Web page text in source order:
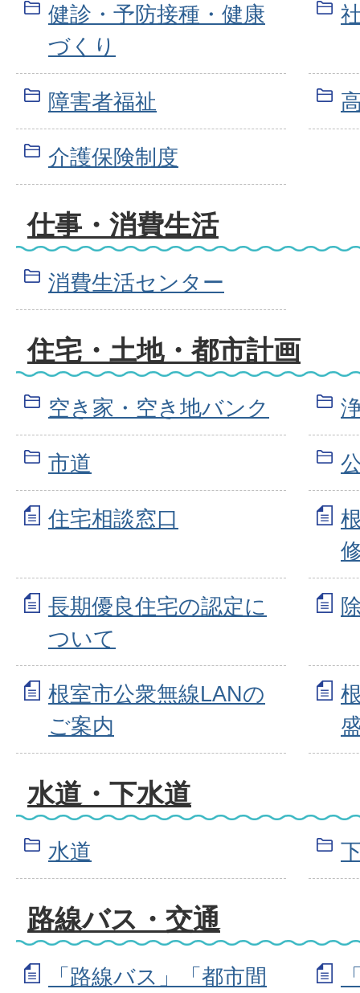
健診・予防接種・健康
づくり
障害者福祉
介護保険制度
仕事・消費生活
消費生活センター
住宅・土地・都市計画
空き家・空き地バンク
市道
住宅相談窓口
長期優良住宅の認定に
ついて
根室市公衆無線LANの
ご案内
水道・下水道
水道
路線バス・交通
「路線バス」「都市間